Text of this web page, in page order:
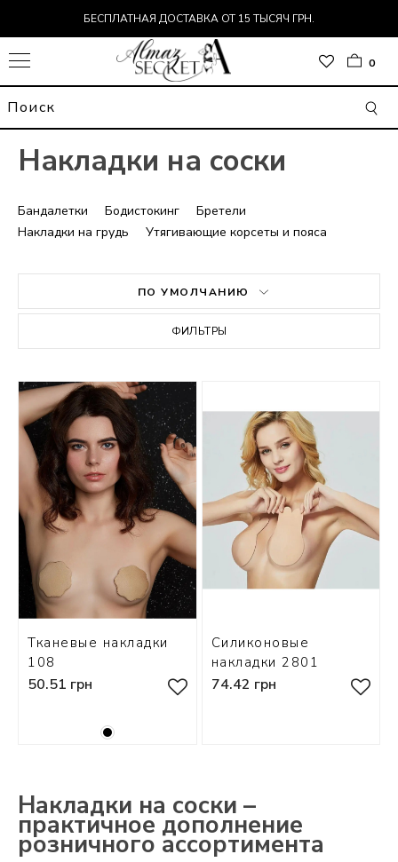
БЕСПЛАТНАЯ ДОСТАВКА ОТ 15 ТЫСЯЧ ГРН.
0
Накладки на соски
Бандалетки Бодистокинг
Бретели
Накладки на грудь
Утягивающие корсеты и пояса
ПО УМОЛЧАНИЮ
ФИЛЬТРЫ
Тканевые накладки
108
50.51 грн
Силиконовые
накладки 2801
74.42 грн
Накладки на соски –
практичное дополнение
розничного ассортимента